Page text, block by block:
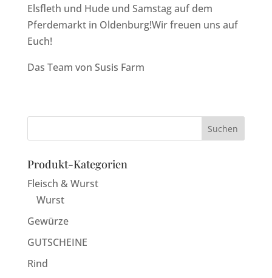
Elsfleth und Hude und Samstag auf dem
Pferdemarkt in Oldenburg!Wir freuen uns auf
Euch!
Das Team von Susis Farm
Produkt-Kategorien
Fleisch & Wurst
Wurst
Gewürze
GUTSCHEINE
Rind